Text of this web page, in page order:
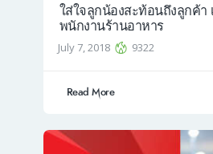
ใส่ใจลูกน้องสะท้อนถึงลูกค้า
พนักงานร้านอาหาร
July 7, 2018 9322
Read More